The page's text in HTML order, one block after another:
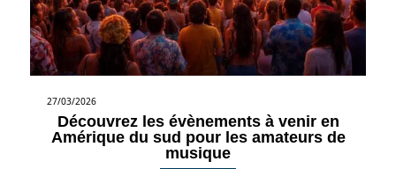
27/03/2026
Découvrez les évènements à venir en
Amérique du sud pour les amateurs de
musique